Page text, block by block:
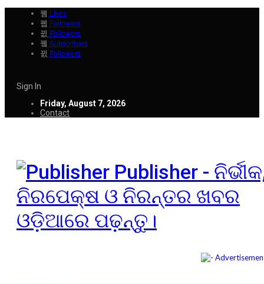
Likes
Followers
Followers
Subscribers
Followers
Sign In
Friday, August 7, 2026
Contact
Publisher -
ନିରପେକ୍ଷ ଓ ନିରନ୍ତର ଖବର
ଓଡ଼ିଆରେ ପଢ଼ନ୍ତୁ।